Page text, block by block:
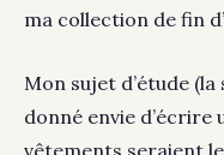
ma collection de fin
Mon sujet d’étude
donné envie d’écrire